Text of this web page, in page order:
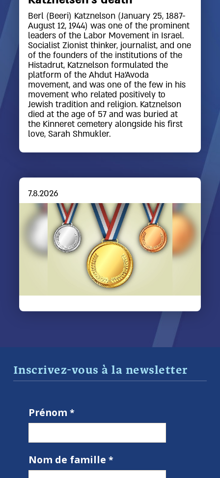
Berl (Beeri) Katznelson (January 25, 1887-
August 12, 1944) was one of the prominent
leaders of the Labor Movement in Israel.
Socialist Zionist thinker, journalist, and one
of the founders of the institutions of the
Histadrut, Katznelson formulated the
platform of the Ahdut Ha'Avoda
movement, and was one of the few in his
movement who related positively to
Jewish tradition and religion. Katznelson
died at the age of 57 and was buried at
the Kinneret cemetery alongside his first
love, Sarah Shmukler.
7.8.2026
Inscrivez-vous à la newsletter
Prénom
Nom de famille